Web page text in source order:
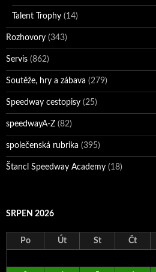
Talent Trophy (14)
Rozhovory (343)
Servis (862)
Soutěže, hry a zábava (279)
Speedway cestopisy (25)
speedwayA-Z (82)
společenská rubrika (395)
Štancl Speedway Academy (18)
SRPEN 2026
Po Út St Čt